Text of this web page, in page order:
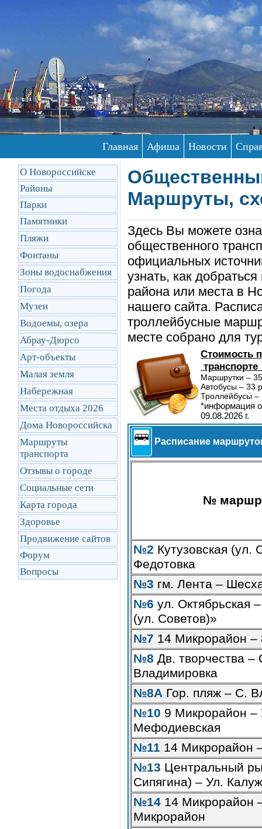
Главная Афиша Новости
О Новороссийске
Районы
Парки
Памятники
Пляжи
Фонтаны
Зоны водоснабжения
Погода
Музеи
Водоемы, озера
Абрау-Дюрсо
Арт-объекты
Малая земля
Набережная
Места отдыха 2026
Дома Новороссийска
Маршруты
транcпорта
Отзывы о городе
Социальные сети
Карта города
Здоровье
Продвижение сайтов
Форум
Вопросы
Маршруты,
Здесь Вы можете
общественного
официальных
узнать, как
района или места в
нашего сайта.
троллейбусные
месте собрано для
Стоимость
Маршрутки –
Автобусы – 33
Троллейбусы –
*информация о
09.08.2026 г.
Расписание
№
№2 Кутузовская (ул.
Федотовка
№3 гм. Лента –
№6 ул. Октябрьская
(ул. Советов)»
№7 14 Микрорайон –
№8 Дв. творчества –
Владимировка
№8A Гор. пляж – С.
№10 9 Микрорайон –
Мефодиевская
№11 14 Микрорайон
№13 Центральный
Сипягина) – Ул.
№14 14 Микрорайон
Микрорайон